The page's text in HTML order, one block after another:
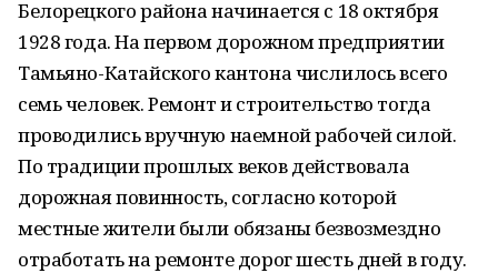
Белорецкого района начинается с 18 октября
1928 года. На первом дорожном предприятии
Тамьяно-Катайского кантона числилось всего
семь человек. Ремонт и строительство тогда
проводились вручную наемной рабочей силой.
По традиции прошлых веков действовала
дорожная повинность, согласно которой
местные жители были обязаны безвозмездно
отработать на ремонте дорог шесть дней в году.